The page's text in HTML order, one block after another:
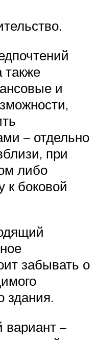
также
и
– отдельно
при
либо
к боковой
забывать о
здания.
–